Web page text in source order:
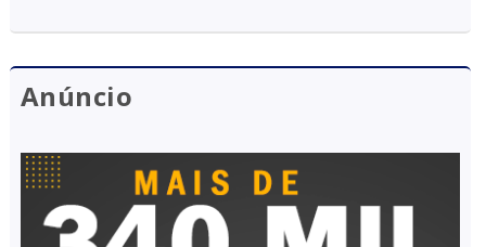
Anúncio